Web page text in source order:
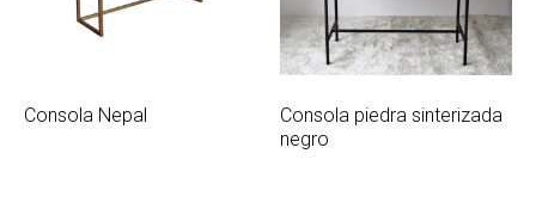
Consola Nepal
Consola piedra sinterizada
negro